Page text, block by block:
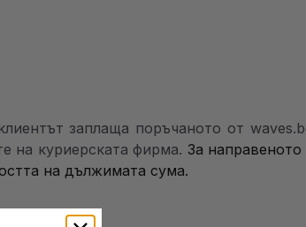
заплаща поръчаното от
на куриерската фирма. За
на дължимата сума.